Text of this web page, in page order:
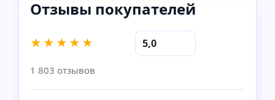
★★★★★ 5,0
1 803 отзывов